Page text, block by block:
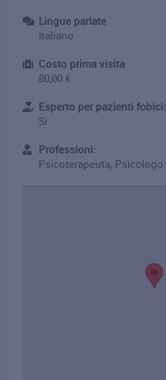
Lingue parlate
Italiano
Costo prima visita
80,00 €
Esperto per pazienti fobici:
Si
Professioni:
Psicoterapeuta, Psicologo